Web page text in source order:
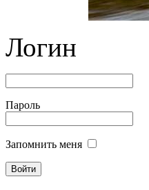
Логин
Пароль
Запомнить меня